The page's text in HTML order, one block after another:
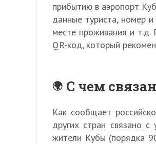
прибытию в аэропорт
данные туриста, номер
месте проживания и т.д.
QR-код, который
С чем
Как сообщает
других стран связано
жители Кубы (порядка